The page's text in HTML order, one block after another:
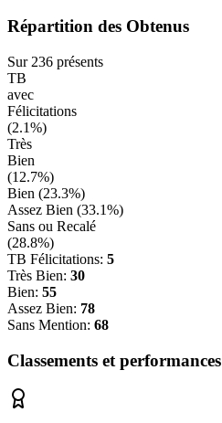
Répartition des Obtenus
Sur 236 présents
TB
avec
Félicitations
(2.1%)
Très
Bien
(12.7%)
Bien (23.3%)
Assez Bien (33.1%)
Sans ou Recalé
(28.8%)
TB Félicitations: 5
Très Bien: 30
Bien: 55
Assez Bien: 78
Sans Mention: 68
Classements et performances